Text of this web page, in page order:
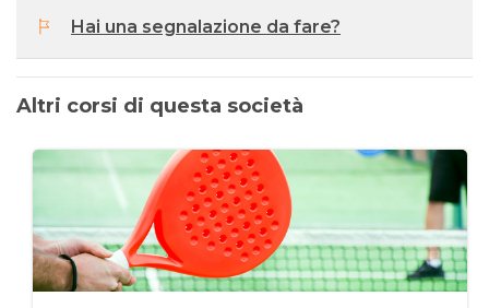
Hai una segnalazione da fare?
Altri corsi di questa società